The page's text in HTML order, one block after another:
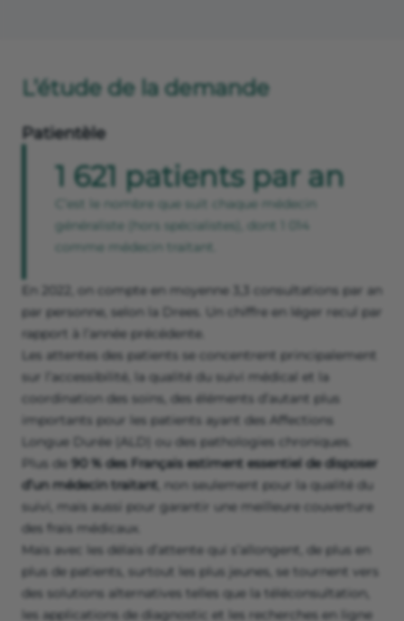
L’étude de la demande
Patientèle
1 621 patients par an
C’est le nombre que suit chaque médecin
généraliste (hors spécialistes), dont 1 014
comme médecin traitant.
En 2022, on compte en moyenne 3,3 consultations par an
par personne, selon la Drees. Un chiffre en léger recul par
rapport à l’année précédente.
Les attentes des patients se concentrent principalement
sur l’accessibilité, la qualité du suivi médical et la
coordination des soins, des éléments d’autant plus
importants pour les patients ayant des Affections
Longue Durée (ALD) ou des pathologies chroniques.
Plus de 90 % des Français estiment essentiel de disposer
d’un médecin traitant , non seulement pour la qualité du
suivi, mais aussi pour garantir une meilleure couverture
des frais médicaux.
Mais avec les délais d’attente qui s’allongent, de plus en
plus de patients, surtout les plus jeunes, se tournent vers
des solutions alternatives telles que la téléconsultation,
les applications de diagnostic et les recherches en ligne